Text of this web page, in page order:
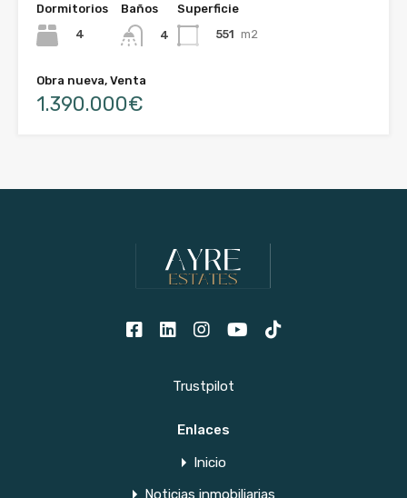
Dormitorios
4
Baños
4
Superficie
551 m2
Obra nueva, Venta
1.390.000€
Trustpilot
Enlaces
Inicio
Noticias inmobiliarias